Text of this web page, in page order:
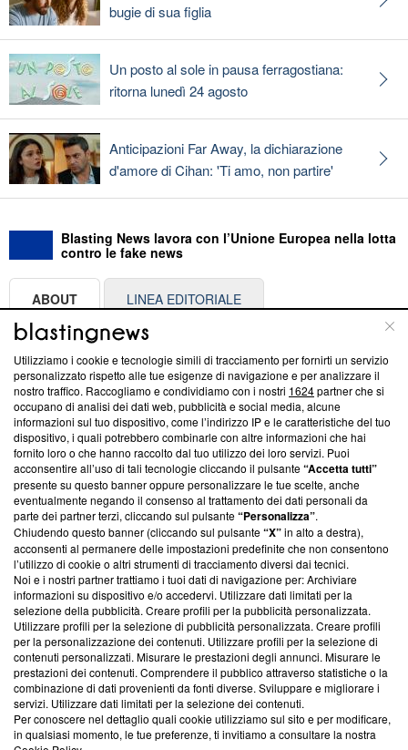
bugie di sua figlia
Un posto al sole in pausa ferragostiana:
ritorna lunedì 24 agosto
Anticipazioni Far Away, la dichiarazione
d'amore di Cihan: 'Ti amo, non partire'
Blasting News lavora con l’Unione Europea nella lotta
contro le fake news
ABOUT LINEA EDITORIALE
Questa sezione offre informazioni trasparenti su Blasting
News, sui nostri processi editoriali e su come ci impegniamo a
creare news di qualità. Inoltre, afferma la nostra aderenza a
‘Trust Project - News with Integrity’Blasting News non è
ancora membro del programma, ma ha richiesto di farne
parte; Trust Project non ha ancora effettuato una verifica di
conformità agli standard.
Su di noi
Team editoriale
Corporate
Redazione
Informativa Privacy
Cookie Policy
Blasting SA, IDI CHE-247.845.224, Via Carlo Frasca, 3 - 6900
Lugano (Svizzera) Tel:+39 0690258937
© 2026 Blasting News
Utilizziamo i cookie e tecnologie simili di tracciamento per fornirti un servizio
personalizzato rispetto alle tue esigenze di navigazione e per analizzare il
nostro traffico. Raccogliamo e condividiamo con i nostri 1624partner che si
occupano di analisi dei dati web, pubblicità e social media, alcune
informazioni sul tuo dispositivo, come l’indirizzo IP e le caratteristiche del tuo
dispositivo, i quali potrebbero combinarle con altre informazioni che hai
fornito loro o che hanno raccolto dal tuo utilizzo dei loro servizi. Puoi
acconsentire all’uso di tali tecnologie cliccando il pulsante“Accetta tutti”
presente su questo banner oppure personalizzare le tue scelte, anche
eventualmente negando il consenso al trattamento dei dati personali da
parte dei partner terzi, cliccando sul pulsante“Personalizza”.
Chiudendo questo banner (cliccando sul pulsante“X”in alto a destra),
acconsenti al permanere delle impostazioni predefinite che non consentono
l’utilizzo di cookie o altri strumenti di tracciamento diversi dai tecnici.
Noi e i nostri partner trattiamo i tuoi dati di navigazione per: Archiviare
informazioni su dispositivo e/o accedervi. Utilizzare dati limitati per la
selezione della pubblicità. Creare profili per la pubblicità personalizzata.
Utilizzare profili per la selezione di pubblicità personalizzata. Creare profili
per la personalizzazione dei contenuti. Utilizzare profili per la selezione di
contenuti personalizzati. Misurare le prestazioni degli annunci. Misurare le
prestazioni dei contenuti. Comprendere il pubblico attraverso statistiche o la
combinazione di dati provenienti da fonti diverse. Sviluppare e migliorare i
servizi. Utilizzare dati limitati per la selezione dei contenuti.
Per conoscere nel dettaglio quali cookie utilizziamo sul sito e per modificare,
in qualsiasi momento, le tue preferenze, ti invitiamo a consultare la nostra